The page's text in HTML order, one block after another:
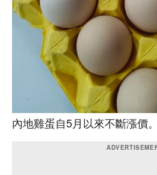
內地雞蛋自5月以來不斷漲價